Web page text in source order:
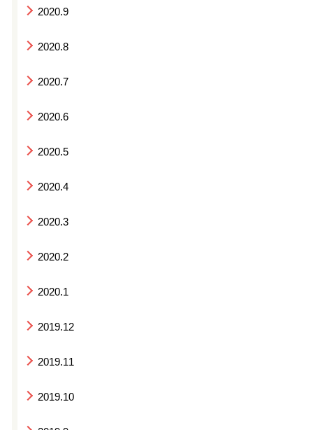
2020.9
2020.8
2020.7
2020.6
2020.5
2020.4
2020.3
2020.2
2020.1
2019.12
2019.11
2019.10